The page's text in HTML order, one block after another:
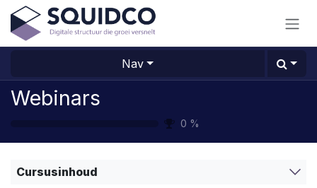
Overslaan naar inhoud
Nav
Webinars
0 %
Cursusinhoud